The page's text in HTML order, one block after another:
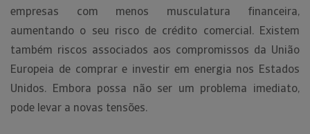
empresas com menos musculatura financeira,
aumentando o seu risco de crédito comercial. Existem
também riscos associados aos compromissos da União
Europeia de comprar e investir em energia nos Estados
Unidos. Embora possa não ser um problema imediato,
pode levar a novas tensões.